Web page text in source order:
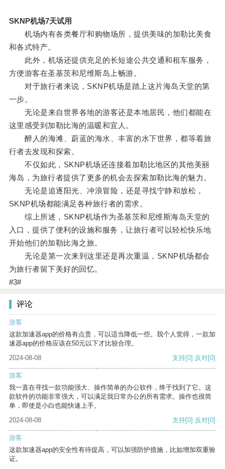
SKNP机场7天试用
机场内有各类餐厅和购物场所，提供美味的加勒比美食
和各式特产。
此外，机场还提供充足的长短途公共交通和租车服务，
方便游客在圣基茨和尼维斯岛上畅游。
对于旅行者来说，SKNP机场是踏上这片海岛天堂的第
一步。
无论是来自世界各地的游客还是本地居民，他们都能在
这里感受到加勒比海的温暖和宜人。
醉人的海滩、蔚蓝的海水、丰富的水下世界，都等着旅
行者去发现和探索。
不仅如此，SKNP机场还连接着加勒比地区的其他美丽
海岛，为旅行者提供了更多的机会去探索加勒比海的魅力。
无论是追逐阳光、冲浪冒险，还是寻找宁静和放松，
SKNP机场都能满足各种旅行者的需求。
综上所述，SKNP机场作为圣基茨和尼维斯海岛天堂的
入口，提供了便利的设施和服务，让旅行者可以轻松快乐地
开始他们的加勒比海之旅。
无论是第一次来到这里还是再次重温，SKNP机场都会
为旅行者留下美好的回忆。
#3#
评论
游客
这款加速器app的价格有点贵，可以适当降低一些。我个人觉得，一款加
速器app的价格应该在50元以下才比较合理。
2024-08-08
支持[0] 反对[0]
游客
我一直在寻找一款功能强大、操作简单的办公软件，终于找到了它。这
款软件的功能非常强大，可以满足我日常办公的所有需求。操作也很简
单，即使是小白也能快速上手。
2024-08-08
支持[0] 反对[0]
游客
这款加速器app的安全性有待提高，可以加强防护措施，比如增加双重验
证。